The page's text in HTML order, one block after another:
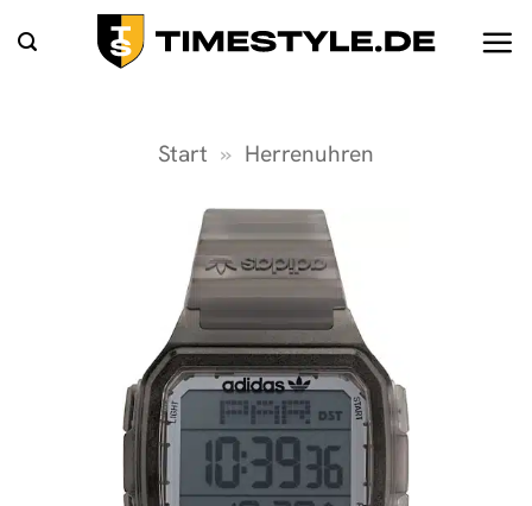
Inhalt
Start » Herrenuhren